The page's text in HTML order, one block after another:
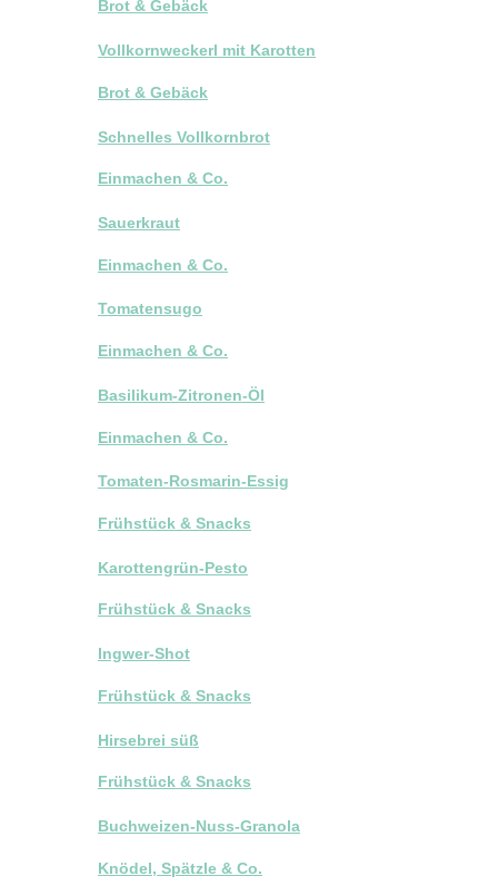
Brot & Gebäck
Vollkornweckerl mit Karotten
Brot & Gebäck
Schnelles Vollkornbrot
Einmachen & Co.
Sauerkraut
Einmachen & Co.
Tomatensugo
Einmachen & Co.
Basilikum-Zitronen-Öl
Einmachen & Co.
Tomaten-Rosmarin-Essig
Frühstück & Snacks
Karottengrün-Pesto
Frühstück & Snacks
Ingwer-Shot
Frühstück & Snacks
Hirsebrei süß
Frühstück & Snacks
Buchweizen-Nuss-Granola
Knödel, Spätzle & Co.